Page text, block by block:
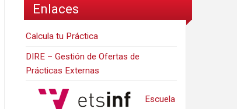
Enlaces
Calcula tu Práctica
DIRE – Gestión de Ofertas de
Prácticas Externas
Escuela